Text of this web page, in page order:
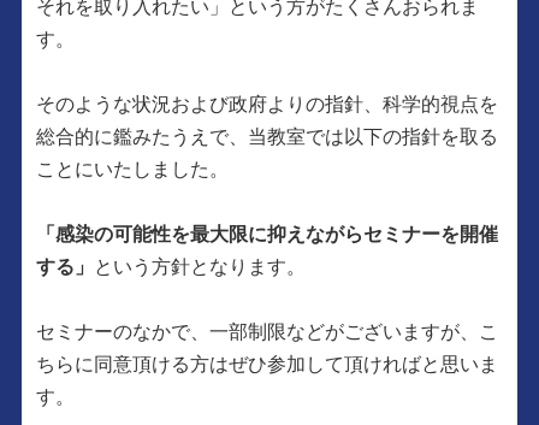
それを取り入れたい」という方がたくさんおられま
す。
そのような状況および政府よりの指針、科学的視点を
総合的に鑑みたうえで、当教室では以下の指針を取る
ことにいたしました。
「感染の可能性を最大限に抑えながらセミナーを開催
する」
という方針となります。
セミナーのなかで、一部制限などがございますが、こ
ちらに同意頂ける方はぜひ参加して頂ければと思いま
す。